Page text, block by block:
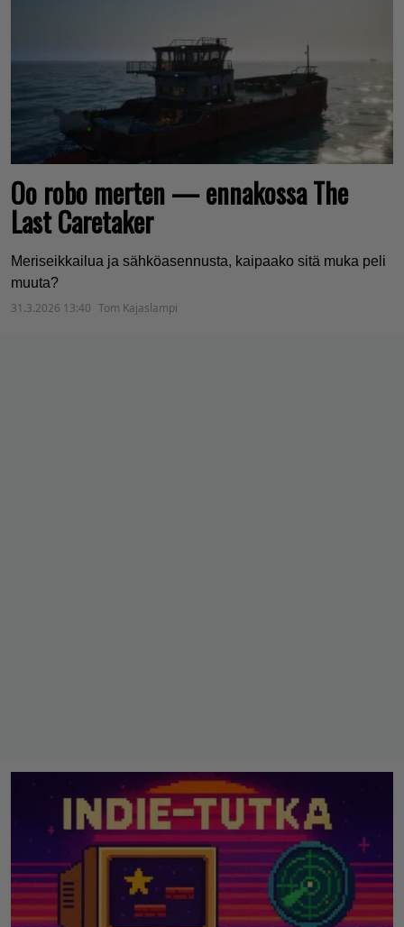
Oo robo merten — ennakossa The
Last Caretaker
Meriseikkailua ja sähköasennusta, kaipaako sitä muka peli
muuta?
31.3.2026 13:40 Tom Kajaslampi